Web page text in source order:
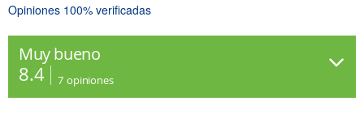
Opiniones 100% verificadas
Muy bueno
8.4 7 opiniones